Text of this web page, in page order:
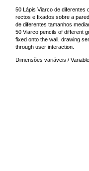
50 Lápis Viarco de diferentes
rectos e fixados sobre a
de diferentes tamanhos
50 Viarco pencils of different
fixed onto the wall, drawing
through user interaction.
Dimensões variáveis /